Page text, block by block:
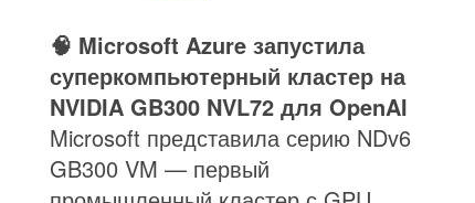
🧠 Microsoft Azure запустила
суперкомпьютерный кластер на
NVIDIA GB300 NVL72 для OpenAI
Microsoft представила серию NDv6
GB300 VM — первый